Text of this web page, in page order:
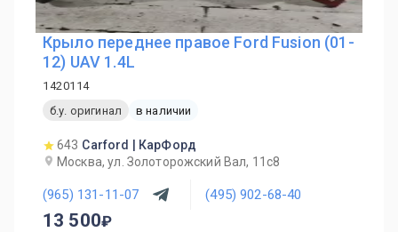
Крыло переднее правое Ford Fusion (01-
12) UAV 1.4L
1420114
б.у. оригинал
в наличии
643 Carford | КарФорд
Москва, ул. Золоторожский Вал, 11с8
(965) 131-11-07 (495) 902-68-40
13 500